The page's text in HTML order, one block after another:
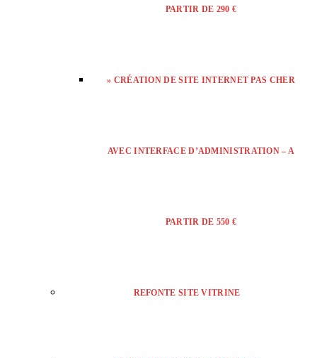
PARTIR DE 290 €
» CRÉATION DE SITE INTERNET PAS CHER
AVEC INTERFACE D’ADMINISTRATION – A
PARTIR DE 550 €
REFONTE SITE VITRINE